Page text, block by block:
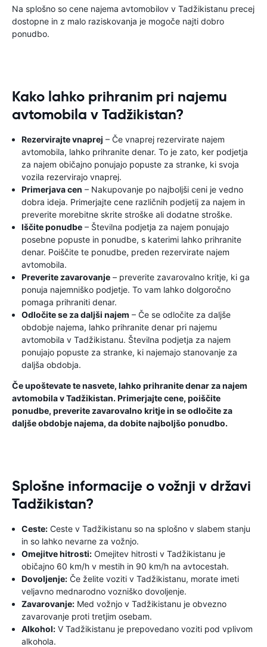
Na splošno so cene najema avtomobilov v Tadžikistanu precej
dostopne in z malo raziskovanja je mogoče najti dobro
ponudbo.
Kako lahko prihranim pri najemu
avtomobila v Tadžikistan?
Rezervirajte vnaprej – Če vnaprej rezervirate najem
avtomobila, lahko prihranite denar. To je zato, ker podjetja
za najem običajno ponujajo popuste za stranke, ki svoja
vozila rezervirajo vnaprej.
Primerjava cen – Nakupovanje po najboljši ceni je vedno
dobra ideja. Primerjajte cene različnih podjetij za najem in
preverite morebitne skrite stroške ali dodatne stroške.
Iščite ponudbe – Številna podjetja za najem ponujajo
posebne popuste in ponudbe, s katerimi lahko prihranite
denar. Poiščite te ponudbe, preden rezervirate najem
avtomobila.
Preverite zavarovanje – preverite zavarovalno kritje, ki ga
ponuja najemniško podjetje. To vam lahko dolgoročno
pomaga prihraniti denar.
Odločite se za daljši najem – Če se odločite za daljše
obdobje najema, lahko prihranite denar pri najemu
avtomobila v Tadžikistanu. Številna podjetja za najem
ponujajo popuste za stranke, ki najemajo stanovanje za
daljša obdobja.
Če upoštevate te nasvete, lahko prihranite denar za najem
avtomobila v Tadžikistan. Primerjajte cene, poiščite
ponudbe, preverite zavarovalno kritje in se odločite za
daljše obdobje najema, da dobite najboljšo ponudbo.
Splošne informacije o vožnji v državi
Tadžikistan?
Ceste: Ceste v Tadžikistanu so na splošno v slabem stanju
in so lahko nevarne za vožnjo.
Omejitve hitrosti: Omejitev hitrosti v Tadžikistanu je
običajno 60 km/h v mestih in 90 km/h na avtocestah.
Dovoljenje: Če želite voziti v Tadžikistanu, morate imeti
veljavno mednarodno vozniško dovoljenje.
Zavarovanje: Med vožnjo v Tadžikistanu je obvezno
zavarovanje proti tretjim osebam.
Alkohol: V Tadžikistanu je prepovedano voziti pod vplivom
alkohola.